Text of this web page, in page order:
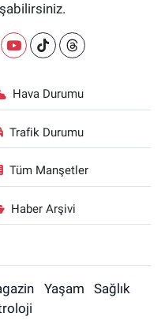
Hava Durumu
Trafik Durumu
Tüm Manşetler
Haber Arşivi
Yaşam
Sağlık